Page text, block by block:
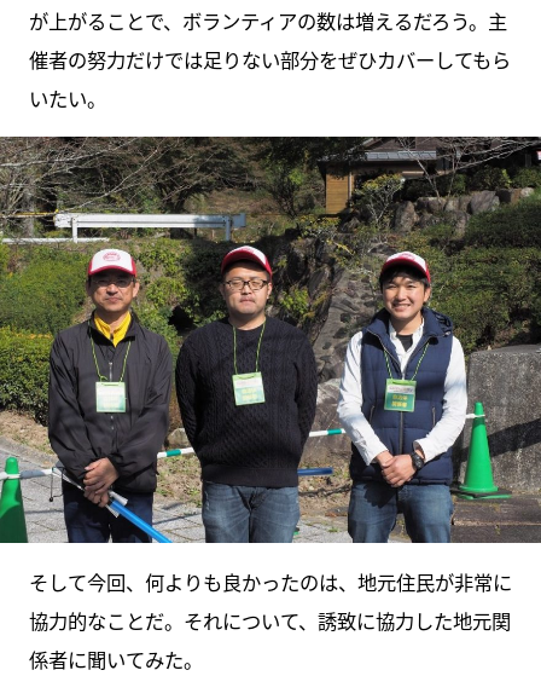
が上がることで、ボランティアの数は増えるだろう。主
催者の努力だけでは足りない部分をぜひカバーしてもら
いたい。
そして今回、何よりも良かったのは、地元住民が非常に
協力的なことだ。それについて、誘致に協力した地元関
係者に聞いてみた。